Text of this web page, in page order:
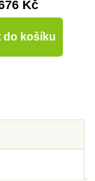
Kč
do košíku